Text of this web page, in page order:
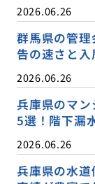
2026.06.26
群馬県の管
告の速さと
2026.06.26
兵庫県のマ
5選！階下漏
2026.06.26
兵庫県の水